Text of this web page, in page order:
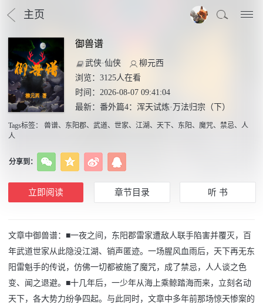
主页
御兽谱
武侠·仙侠
柳元西
浏览： 3125人在看
时间：2026-08-07 09:41:04
最新： 番外篇4：浑天试炼·万法归宗（下）
Tags标签： 兽谱、 东阳郡、 武道、 世家、 江湖、 天下、 东阳、 魔咒、 禁忌、 人
人
分享到：
立即阅读 章节目录 听 书
文章中御兽谱：■一夜之间，东阳郡雷家遭敌人联手陷害并覆灭，百
年武道世家从此隐没江湖、销声匿迹。一场腥风血雨后，天下再无东
阳雷魁手的传说，仿佛一切都被施了魔咒，成了禁忌，人人谈之色
变、闻之退避。■十几年后，一少年从海上乘鲸踏海而来，立刻名动
天下，各大势力纷争四起。与此同时，文章中多年前那场惊天惨案的